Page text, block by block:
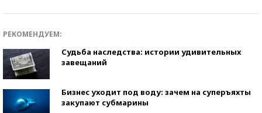
РЕКОМЕНДУЕМ:
Судьба наследства: истории удивительных
завещаний
Бизнес уходит под воду: зачем на суперъяхты
закупают субмарины